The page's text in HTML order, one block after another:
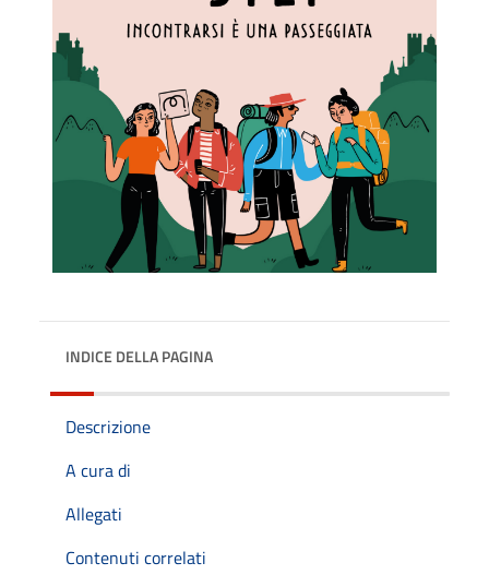
INDICE DELLA PAGINA
Descrizione
A cura di
Allegati
Contenuti correlati